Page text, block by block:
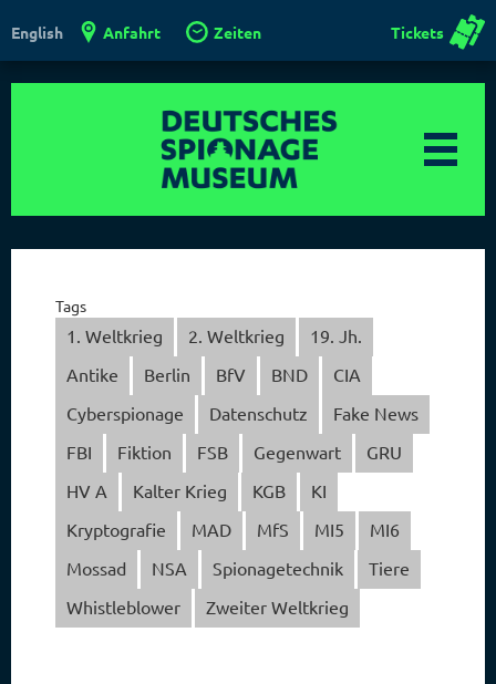
English Anfahrt Zeiten Tickets
Tags
1. Weltkrieg 2. Weltkrieg
19. Jh.
Antike
Berlin BfV BND
CIA
Cyberspionage
Datenschutz
Fake News
FBI
Fiktion FSB Gegenwart
GRU
HV A
Kalter Krieg KGB
KI
Kryptografie
MAD MfS MI5
MI6
Mossad
NSA Spionagetechnik
Tiere
Whistleblower
Zweiter Weltkrieg